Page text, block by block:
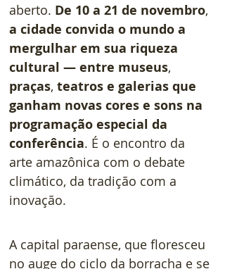
aberto. De 10 a 21 de novembro,
a cidade convida o mundo a
mergulhar em sua riqueza
cultural — entre museus,
praças, teatros e galerias que
ganham novas cores e sons na
programação especial da
conferência. É o encontro da
arte amazônica com o debate
climático, da tradição com a
inovação.
A capital paraense, que floresceu
no auge do ciclo da borracha e se